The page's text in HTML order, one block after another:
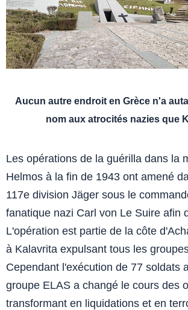
Aucun autre endroit en Grèce n'a
nom aux atrocités nazies que
Les opérations de la guérilla dans la
Helmos à la fin de 1943 ont amené
117e division Jäger sous le
fanatique nazi Carl von Le Suire afin
L'opération est partie de la côte
à Kalavrita expulsant tous les
Cependant l'exécution de 77 soldats
groupe ELAS a changé le cours des
transformant en liquidations et en